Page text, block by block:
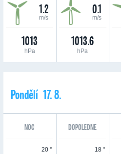
1.2
m/s
1013
hPa
0.1
m/s
1013.6
hPa
Pondělí 17. 8.
NOC DOPOLEDNE
20 ° 18 °